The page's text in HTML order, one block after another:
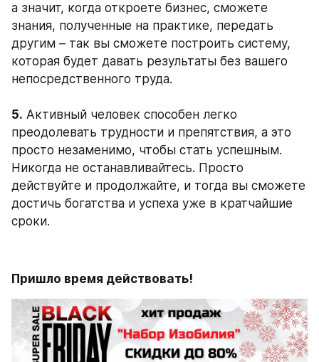
а значит, когда откроете бизнес, сможете
знания, полученные на практике, передать
другим – так вы сможете построить систему,
которая будет давать результаты без вашего
непосредственного труда.
5. Активный человек способен легко
преодолевать трудности и препятствия, а это
просто незаменимо, чтобы стать успешным.
Никогда не останавливайтесь. Просто
действуйте и продолжайте, и тогда вы сможете
достичь богатства и успеха уже в кратчайшие
сроки.
Пришло время действовать!